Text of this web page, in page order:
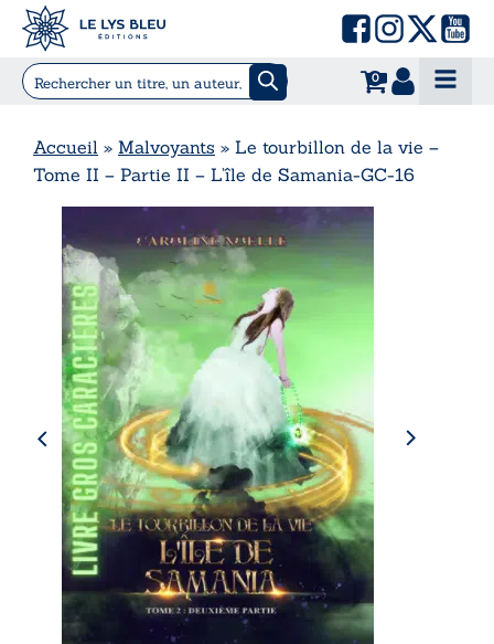
0
Accueil » Malvoyants » Le tourbillon de la vie –
Tome II – Partie II – L’île de Samania-GC-16